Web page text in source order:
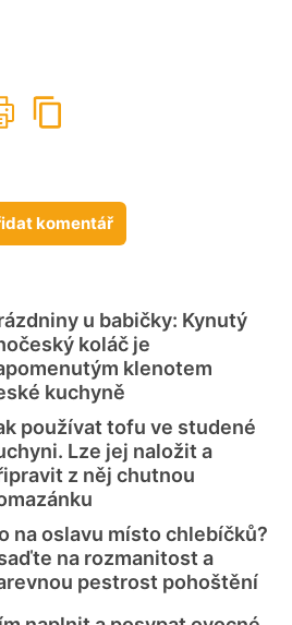
komentář
u babičky: Kynutý
koláč je
klenotem
kuchyně
používat tofu ve studené
Lze jej naložit a
z něj chutnou
na oslavu místo chlebíčků?
na rozmanitost a
pestrost pohoštění